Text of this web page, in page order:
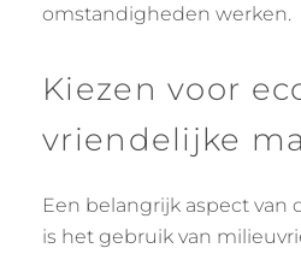
omstandigheden werken.
Kiezen voor
vriendelijke
Een belangrijk aspect van
is het gebruik van